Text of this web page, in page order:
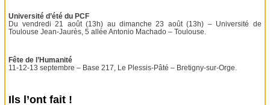
Université d’été du PCF
Du vendredi 21 août (13h) au dimanche 23 août (13h) – Université de
Toulouse Jean-Jaurès, 5 allée Antonio Machado – Toulouse.
Fête de l’Humanité
11-12-13 septembre – Base 217, Le Plessis-Pâté – Bretigny-sur-Orge.
Ils l’ont fait !